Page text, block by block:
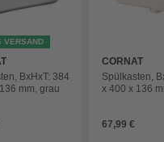
VERSAND
BxHxT: 384
mm, grau
CORNAT
Spülkasten,
x 400 x 136
67,99 €